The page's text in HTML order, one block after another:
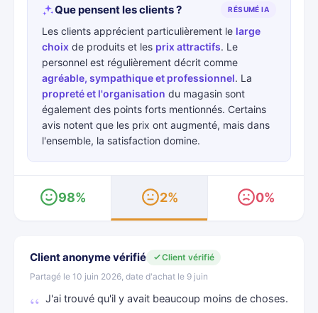
Que pensent les clients ? RÉSUMÉ IA
Les clients apprécient particulièrement le large
choix de produits et les prix attractifs. Le
personnel est régulièrement décrit comme
agréable, sympathique et professionnel. La
propreté et l'organisation du magasin sont
également des points forts mentionnés. Certains
avis notent que les prix ont augmenté, mais dans
l'ensemble, la satisfaction domine.
98% 2% 0%
Client anonyme vérifié
Client vérifié
Partagé le 10 juin 2026, date d'achat le 9 juin
J'ai trouvé qu'il y avait beaucoup moins de choses.